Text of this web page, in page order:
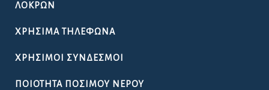
ΛΟΚΡΏΝ
ΧΡΉΣΙΜΑ ΤΗΛΈΦΩΝΑ
ΧΡΉΣΙΜΟΙ ΣΎΝΔΕΣΜΟΙ
ΠΟΙΌΤΗΤΑ ΠΌΣΙΜΟΥ ΝΕΡΟΎ